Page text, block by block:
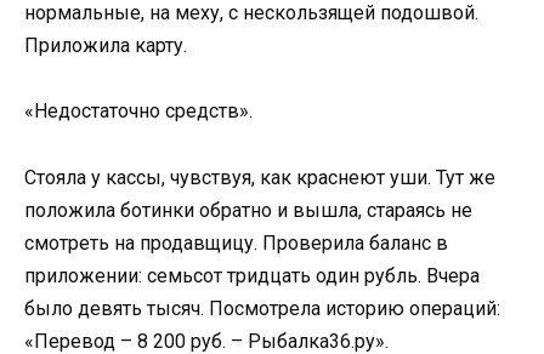
нормальные, на меху, с нескользящей подошвой.
Приложила карту.
«Недостаточно средств».
Стояла у кассы, чувствуя, как краснеют уши. Тут же
положила ботинки обратно и вышла, стараясь не
смотреть на продавщицу. Проверила баланс в
приложении: семьсот тридцать один рубль. Вчера
было девять тысяч. Посмотрела историю операций:
«Перевод – 8 200 руб. – Рыбалка36.ру».